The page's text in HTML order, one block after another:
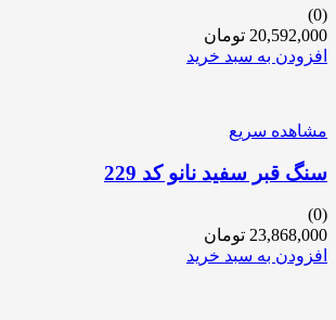
(0)
20,592,000 تومان
افزودن به سبد خرید
مشاهده سریع
سنگ قبر سفید نانو کد 229
(0)
23,868,000 تومان
افزودن به سبد خرید